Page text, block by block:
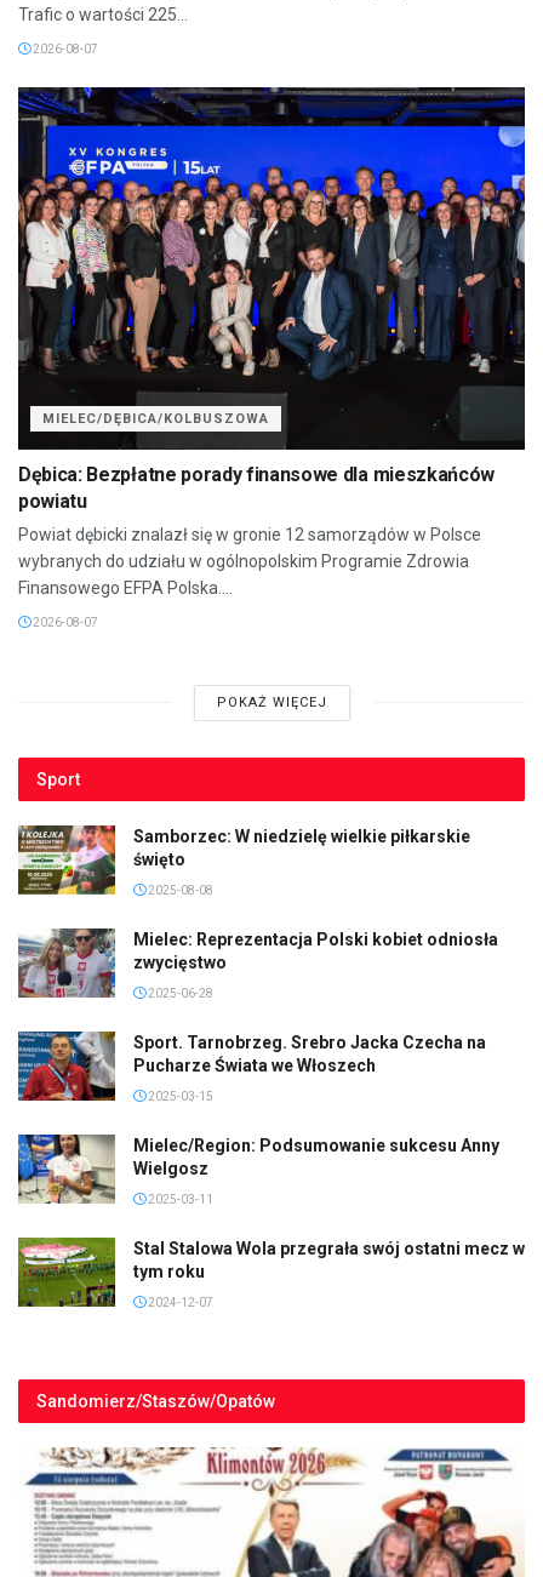
Trafic o wartości 225...
2026-08-07
MIELEC/DĘBICA/KOLBUSZOWA
Dębica: Bezpłatne porady finansowe dla mieszkańców
powiatu
Powiat dębicki znalazł się w gronie 12 samorządów w Polsce
wybranych do udziału w ogólnopolskim Programie Zdrowia
Finansowego EFPA Polska....
2026-08-07
POKAŻ WIĘCEJ
Sport
Samborzec: W niedzielę wielkie piłkarskie
święto
2025-08-08
Mielec: Reprezentacja Polski kobiet odniosła
zwycięstwo
2025-06-28
Sport. Tarnobrzeg. Srebro Jacka Czecha na
Pucharze Świata we Włoszech
2025-03-15
Mielec/Region: Podsumowanie sukcesu Anny
Wielgosz
2025-03-11
Stal Stalowa Wola przegrała swój ostatni mecz w
tym roku
2024-12-07
Sandomierz/Staszów/Opatów